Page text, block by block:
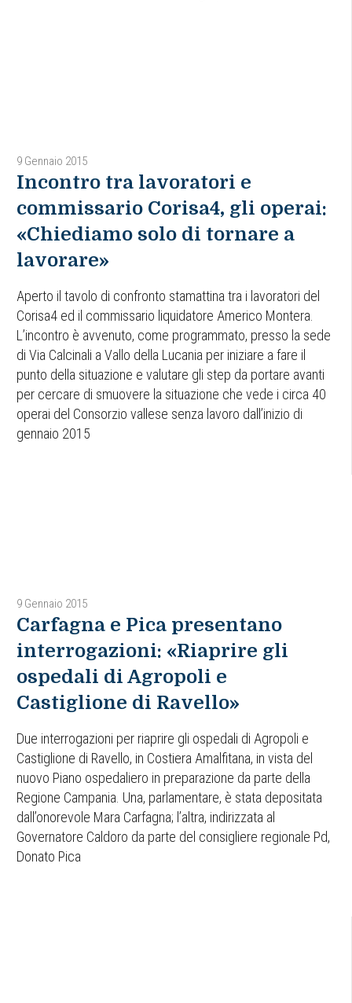
9 Gennaio 2015
Incontro tra lavoratori e
commissario Corisa4, gli operai:
«Chiediamo solo di tornare a
lavorare»
Aperto il tavolo di confronto stamattina tra i lavoratori del
Corisa4 ed il commissario liquidatore Americo Montera.
L’incontro è avvenuto, come programmato, presso la sede
di Via Calcinali a Vallo della Lucania per iniziare a fare il
punto della situazione e valutare gli step da portare avanti
per cercare di smuovere la situazione che vede i circa 40
operai del Consorzio vallese senza lavoro dall’inizio di
gennaio 2015
9 Gennaio 2015
Carfagna e Pica presentano
interrogazioni: «Riaprire gli
ospedali di Agropoli e
Castiglione di Ravello»
Due interrogazioni per riaprire gli ospedali di Agropoli e
Castiglione di Ravello, in Costiera Amalfitana, in vista del
nuovo Piano ospedaliero in preparazione da parte della
Regione Campania. Una, parlamentare, è stata depositata
dall’onorevole Mara Carfagna; l’altra, indirizzata al
Governatore Caldoro da parte del consigliere regionale Pd,
Donato Pica